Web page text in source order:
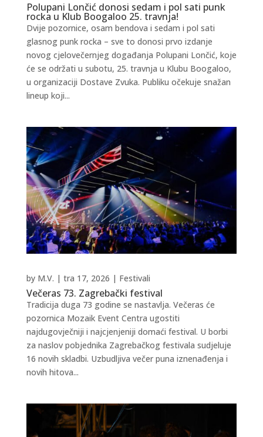
Polupani Lončić donosi sedam i pol sati punk
rocka u Klub Boogaloo 25. travnja!
Dvije pozornice, osam bendova i sedam i pol sati
glasnog punk rocka – sve to donosi prvo izdanje
novog cjelovečernjeg događanja Polupani Lončić, koje
će se održati u subotu, 25. travnja u Klubu Boogaloo,
u organizaciji Dostave Zvuka. Publiku očekuje snažan
lineup koji...
Večeras 73. Zagrebački festival
by M.V. | tra 17, 2026 | Festivali
Tradicija duga 73 godine se nastavlja. Večeras će
pozornica Mozaik Event Centra ugostiti
najdugovječniji i najcjenjeniji domaći festival. U borbi
za naslov pobjednika Zagrebačkog festivala sudjeluje
16 novih skladbi. Uzbudljiva večer puna iznenađenja i
novih hitova...